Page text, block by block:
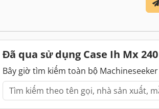
Đã qua sử dụng Case Ih Mx 240
Bây giờ tìm kiếm toàn bộ